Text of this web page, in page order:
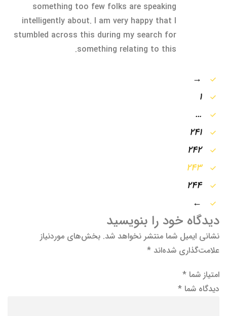
something too few folks are speaking
intelligently about. I am very happy that I
stumbled across this during my search for
something relating to this.
→
1
…
241
242
243
244
←
دیدگاه خود را بنویسید
نشانی ایمیل شما منتشر نخواهد شد. بخش‌های موردنیاز
علامت‌گذاری شده‌اند *
امتیاز شما *
دیدگاه شما *